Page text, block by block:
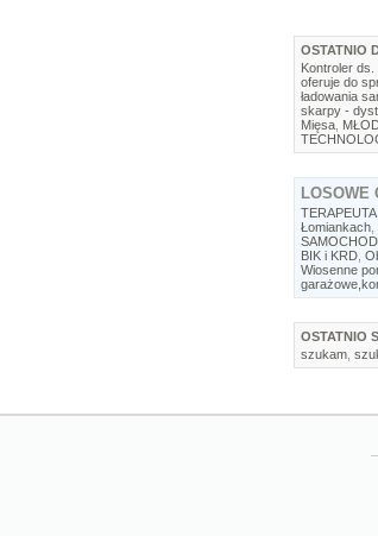
OSTATNIO
Kontroler
oferuje do
ładowania
skarpy -
Mięsa
LOSOWE
Łomiankach
BIK i KRD
Wiosenne
OSTATNIO
szukam